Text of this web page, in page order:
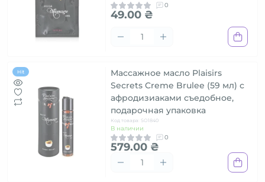
0
49.00 ₴
Hit
Массажное масло Plaisirs
Secrets Creme Brulee (59 мл) с
афродизиаками съедобное,
подарочная упаковка
Код товара: SO1840
В наличии
0
579.00 ₴